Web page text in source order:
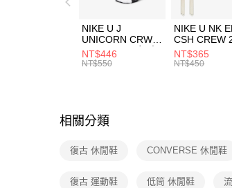
NIKE U J
UNICORN CRW
1PR -160 男女 中
統襪 FZ3393100
NT$446
NT$550
NIKE U NK
CSH CREW
144 EMBRDY
女 短統襪
NT$365
NT$450
相關分類
復古 休閒鞋 CONVERSE 休閒鞋
復古 運動鞋 低筒 休閒鞋